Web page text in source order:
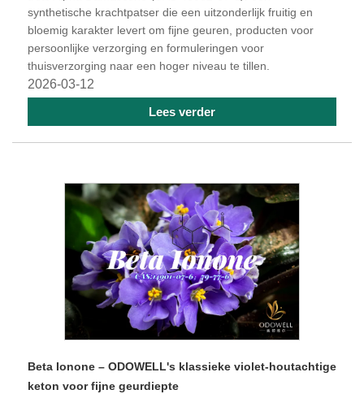
synthetische krachtpatser die een uitzonderlijk fruitig en
bloemig karakter levert om fijne geuren, producten voor
persoonlijke verzorging en formuleringen voor
thuisverzorging naar een hoger niveau te tillen.
2026-03-12
Lees verder
Beta Ionone – ODOWELL's klassieke violet-houtachtige
keton voor fijne geurdiepte